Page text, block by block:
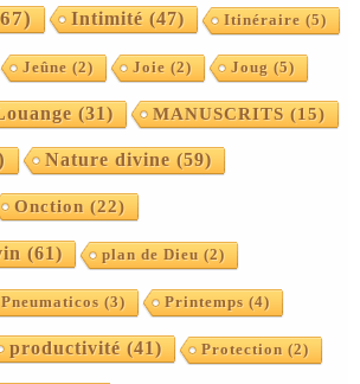
Intimité (47) Itinéraire (5)
Jeûne (2) Joie (2) Joug (5)
(31) MANUSCRITS (15)
Nature divine (59)
Onction (22)
(61) plan de Dieu (2)
Pneumaticos (3) Printemps (4)
productivité (41) Protection (2)